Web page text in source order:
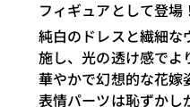
フィギュアとして登場
純白のドレスと繊細な
施し、光の透け感でよ
華やかで幻想的な花嫁
表情パーツは恥ずかし